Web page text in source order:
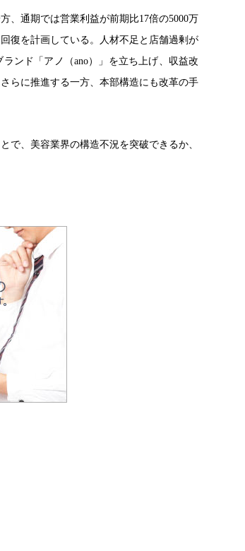
、通期では営業利益が前期比17倍の5000万
復を計画している。人材不足と店舗過剰が
ンド「アノ（ano）」を立ち上げ、収益改
らに推進する一方、本部構造にも改革の手
で、美容業界の構造不況を突破できるか、